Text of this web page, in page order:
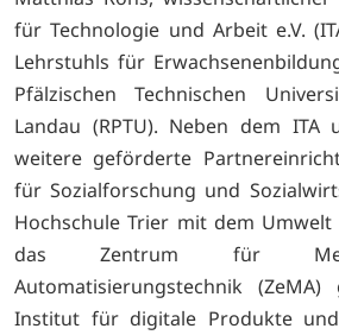
für Technologie und Arbeit e.V.
Lehrstuhls für
Pfälzischen Technischen
Landau (RPTU). Neben dem ITA
weitere geförderte
für Sozialforschung und
Hochschule Trier mit dem Umwelt
das Zentrum für
Automatisierungstechnik (ZeMA)
Institut für digitale Produkte und